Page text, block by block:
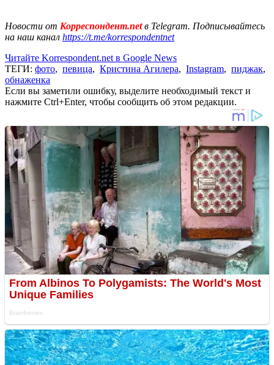
Новости от Корреспондент.netв Telegram. Подписывайтесь
на наш канал https://t.me/korrespondentnet
Читайте Korrespondent.net в Google News
ТЕГИ: фото, певица, Кристина Агилера, Instagram, пиджак,
обнаженка
Если вы заметили ошибку, выделите необходимый текст и
нажмите Ctrl+Enter, чтобы сообщить об этом редакции.